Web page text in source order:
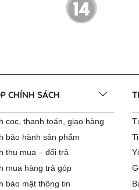
CHÍNH SÁCH
cọc, thanh toán, giao hàng
bảo hành sản phẩm
thu mua – đổi trả
mua hàng trả góp
bảo mật thông tin